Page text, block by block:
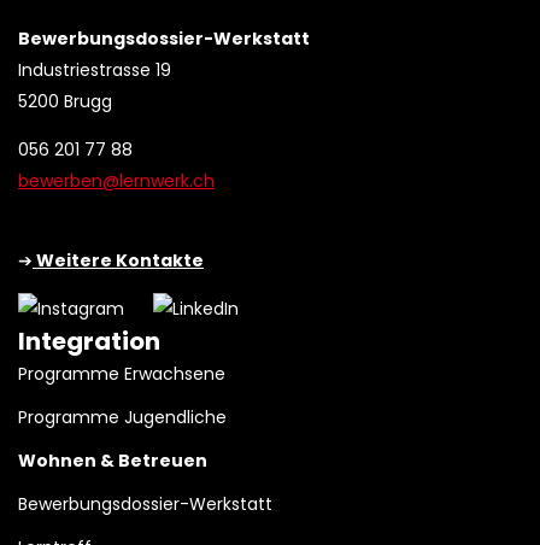
Bewerbungsdossier-Werkstatt
Industriestrasse 19
5200 Brugg
056 201 77 88
bewerben@lernwerk.ch
➔ Weitere Kontakte
Integration
Programme Erwachsene
Programme Jugendliche
Wohnen & Betreuen
Bewerbungsdossier-Werkstatt